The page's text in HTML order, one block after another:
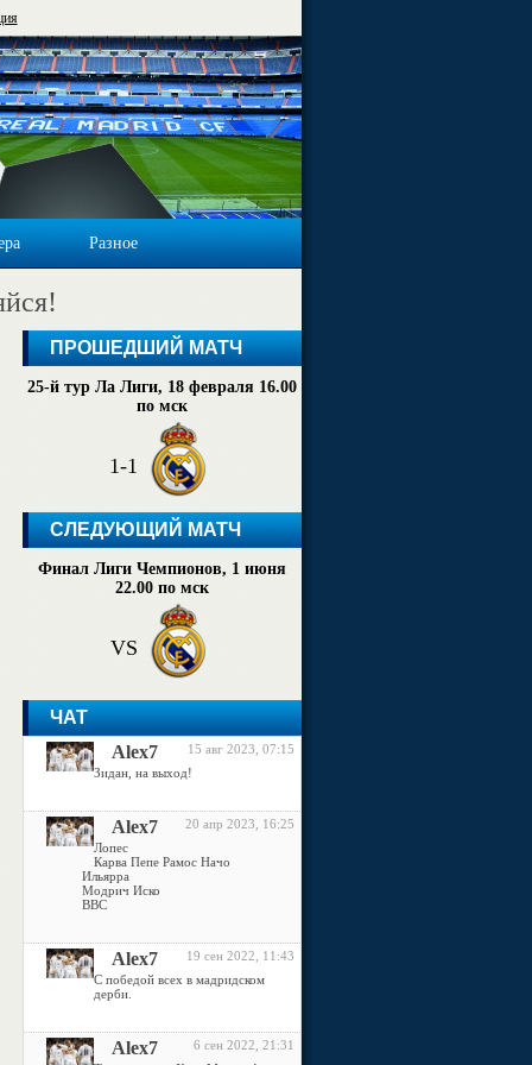
Разное
ПРОШЕДШИЙ МАТЧ
25-й тур Ла Лиги, 18 февраля 16.00
по мск
1-1
СЛЕДУЮЩИЙ МАТЧ
Финал Лиги Чемпионов, 1 июня
22.00 по мск
VS
ЧАТ
Alex7
15 авг 2023, 07:15
Зидан, на выход!
Alex7
20 апр 2023, 16:25
Лопес
Карва Пепе Рамос Начо
Ильярра
Модрич Иско
ВВС
Alex7
19 сен 2022, 11:43
С победой всех в мадридском
дерби.
Alex7
6 сен 2022, 21:31